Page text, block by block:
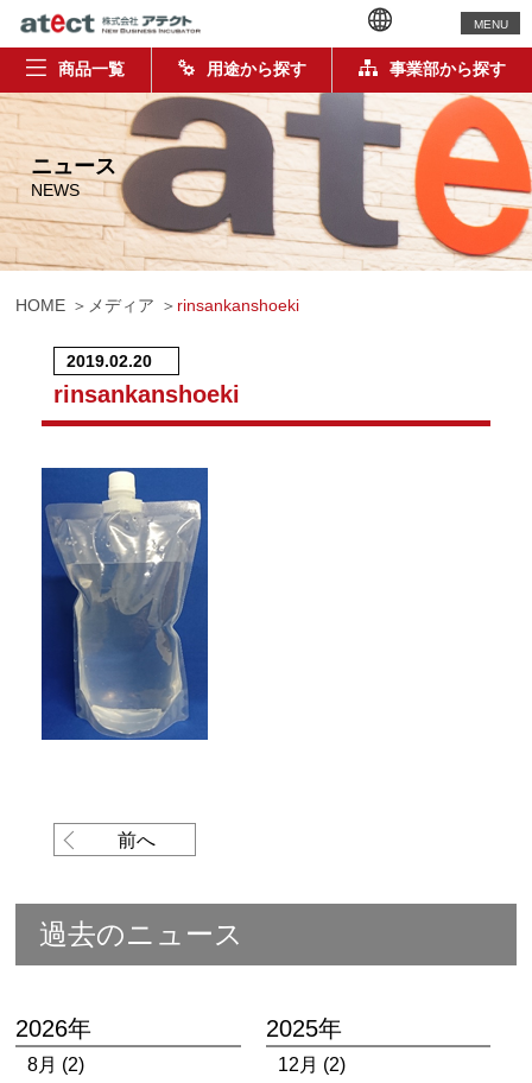
MENU
商品一覧 用途から探す 事業部から探す
ニュース
NEWS
HOME メディア rinsankanshoeki
2019.02.20
rinsankanshoeki
前へ
過去のニュース
2026年
8月 (2)
2025年
12月 (2)